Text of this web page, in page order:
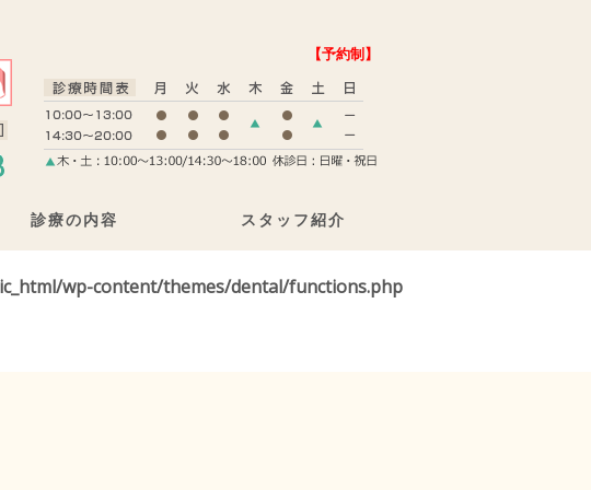
【予約制】
診療の内容 スタッフ紹介
wp-content/themes/dental/functions.php